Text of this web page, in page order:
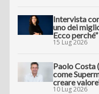
Intervista
uno dei
Ecco perché”
15 Lug 2026
Paolo Costa
come
creare
10 Lug 2026